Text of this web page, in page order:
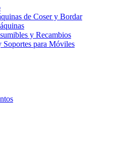
de Coser y Bordar
y Recambios
Soportes para Móviles